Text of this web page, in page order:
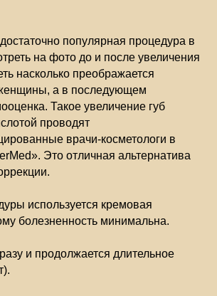
популярная процедура в
на фото до и после увеличения
насколько преображается
а в последующем
Такое увеличение губ
проводят
врачи-косметологи в
Это отличная альтернатива
используется кремовая
болезненность минимальна.
и продолжается длительное